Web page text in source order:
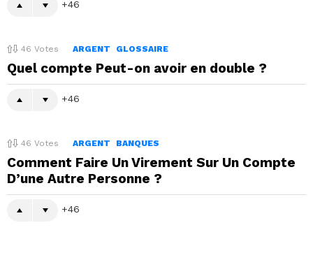
46
46 Votes ARGENT GLOSSAIRE
Quel compte Peut-on avoir en double ?
46
46 Votes ARGENT BANQUES
Comment Faire Un Virement Sur Un Compte
D’une Autre Personne ?
46